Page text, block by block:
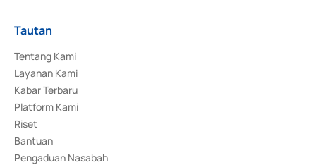
Tautan
Tentang Kami
Layanan Kami
Kabar Terbaru
Platform Kami
Riset
Bantuan
Pengaduan Nasabah